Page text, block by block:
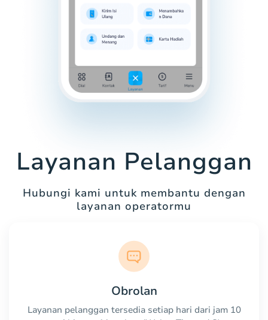
Layanan Pelanggan
Hubungi kami untuk membantu dengan
layanan operatormu
Obrolan
Layanan pelanggan tersedia setiap hari dari jam 10